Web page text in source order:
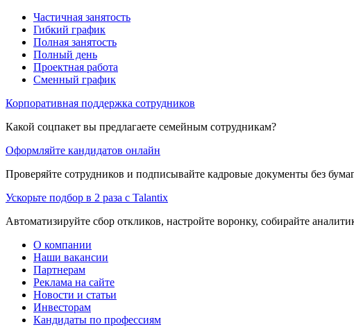
Частичная занятость
Гибкий график
Полная занятость
Полный день
Проектная работа
Сменный график
Корпоративная поддержка сотрудников
Какой соцпакет вы предлагаете семейным сотрудникам?
Оформляйте кандидатов онлайн
Проверяйте сотрудников и подписывайте кадровые документы без
Ускорьте подбор в 2 раза с Talantix
Автоматизируйте сбор откликов, настройте воронку, собирайте
О компании
Наши вакансии
Партнерам
Реклама на сайте
Новости и статьи
Инвесторам
Кандидаты по профессиям